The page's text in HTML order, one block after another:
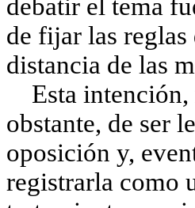
debatir el tema
de fijar las
distancia de las
Esta intención,
obstante, de ser
oposición y,
registrarla como